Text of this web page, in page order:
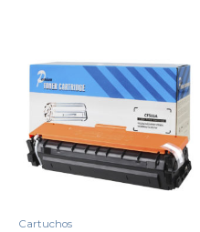
Cartuchos